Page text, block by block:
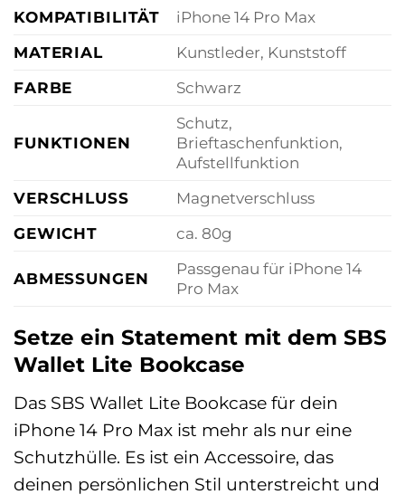
KOMPATIBILITÄT
iPhone 14 Pro Max
MATERIAL
Kunstleder, Kunststoff
FARBE
Schwarz
FUNKTIONEN
Schutz,
Brieftaschenfunktion,
Aufstellfunktion
VERSCHLUSS
Magnetverschluss
GEWICHT
ca. 80g
ABMESSUNGEN
Passgenau für iPhone 14
Pro Max
Setze ein Statement mit dem SBS
Wallet Lite Bookcase
Das SBS Wallet Lite Bookcase für dein
iPhone 14 Pro Max ist mehr als nur eine
Schutzhülle. Es ist ein Accessoire, das
deinen persönlichen Stil unterstreicht und